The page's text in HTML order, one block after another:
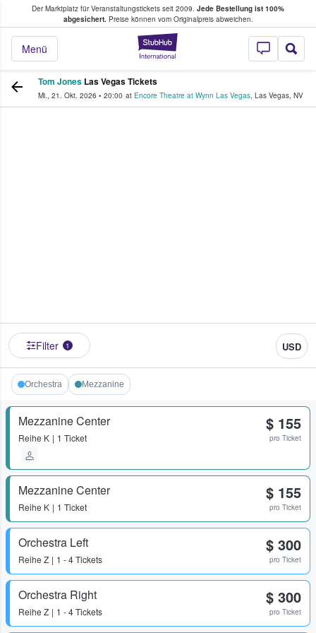
Der Marktplatz für Veranstaltungstickets seit 2009. Jede Bestellung ist 100%
abgesichert.Preise können vom Originalpreis abweichen.
StubHub - Wo
Menü
Tickets kaufen & verkaufen
Tom Jones Las Vegas Tickets
Mi., 21. Okt. 2026 • 20:00 at Encore Theatre at Wynn Las Vegas, Las Vegas, NV
Filter 1 USD
Orchestra Mezzanine
Mezzanine Center
Reihe K 1 Ticket
$ 155
pro Ticket
Mezzanine Center
Reihe K 1 Ticket
$ 155
pro Ticket
Orchestra Left
Reihe Z 1 - 4 Tickets
$ 300
pro Ticket
Orchestra Right
Reihe Z 1 - 4 Tickets
$ 300
pro Ticket